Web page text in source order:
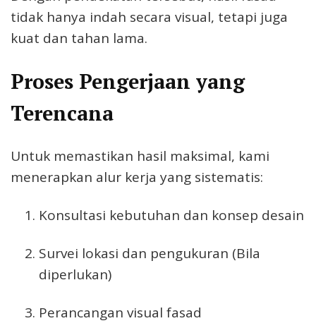
tidak hanya indah secara visual, tetapi juga
kuat dan tahan lama.
Proses Pengerjaan yang
Terencana
Untuk memastikan hasil maksimal, kami
menerapkan alur kerja yang sistematis:
Konsultasi kebutuhan dan konsep desain
Survei lokasi dan pengukuran (Bila
diperlukan)
Perancangan visual fasad